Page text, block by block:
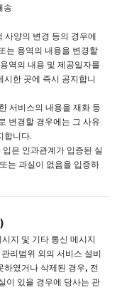
송
사양의 변경 등의 경우에
는 용역의 내용을 변경할
역의 내용 및 제공일자를
시한 곳에 즉시 공지합니
서비스의 내용을 재화 등
변경할 경우에는 그 사유
합니다.
은 인과관계가 입증된 실
는 과실이 없음을 입증하
지 및 기타 통신 메시지
리범위 외의 서비스 설비
하였거나 삭제된 경우, 전
이 있을 경우에 당사는 관